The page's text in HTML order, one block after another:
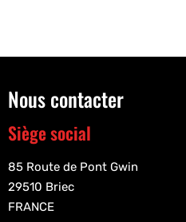
Nous contacter
Siège social
85 Route de Pont Gwin
29510 Briec
FRANCE